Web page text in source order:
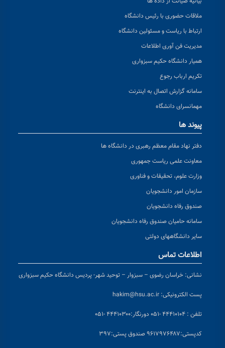
ملاقات حضوری با رئیس دانشگاه
ارتباط با ریاست و مسئولین دانشگاه
مدیریت فن آوری اطلاعات
همیار دانشگاه حکیم سبزواری
تکریم ارباب رجوع
سامانه گزارش اتصال به اینترنت
مهمانسرای دانشگاه
پیوند ها
دفتر نهاد مقام معظم رهبری در دانشگاه ها
معاونت علمی ریاست جمهوری
وزارت علوم، تحقیقات و فناوری
سازمان امور دانشجویان
صندوق رفاه دانشجویان
سامانه حامیان صندوق رفاه دانشجویان
سایر دانشگاههای دولتی
اطلاعات تماس
نشانی: خراسان رضوی – سبزوار – توحید شهر- پردیس دانشگاه حکیم سبزواری
پست الکترونیکی: hakim@hsu.ac.ir
تلفن : ۴۴۴۱۰۱۰۴ -۰۵۱ دورنگار:۴۴۴۱۰۳۰۰ -۰۵۱
کدپستی:۹۶۱۷۹۷۶۴۸۷ صندوق پستی:۳۹۷